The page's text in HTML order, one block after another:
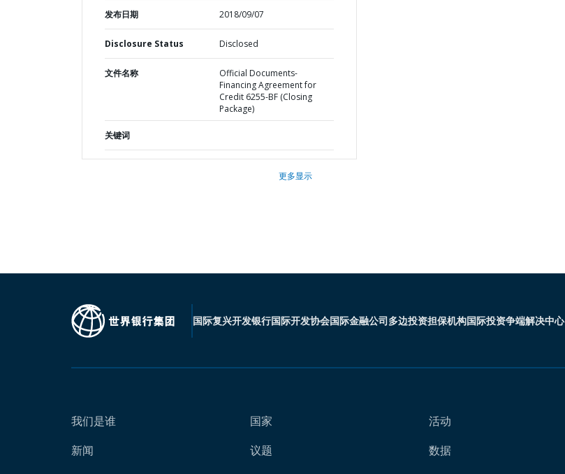
发布日期 2018/09/07
Disclosure Status Disclosed
文件名称
Official Documents-
Financing Agreement for
Credit 6255-BF (Closing
Package)
关键词
更多显示
国际复兴开发银行国际开发协会国际金融公司多边投资担保机构国际投资争端解决中心
我们是谁
新闻
国家
议题
活动
数据